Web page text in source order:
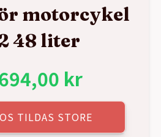
motorcykel
48 liter
kr
TILDAS STORE